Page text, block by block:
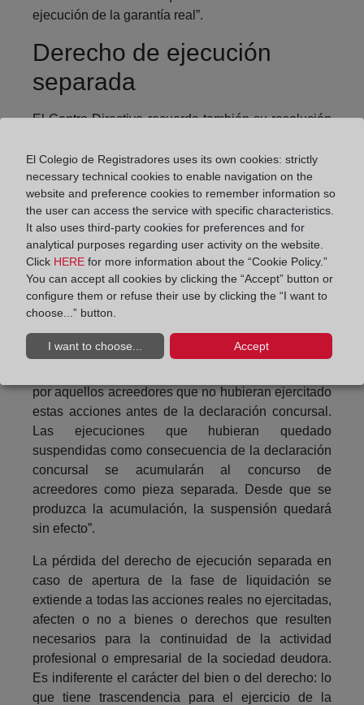
ejecución de la garantía real”.
Derecho de ejecución
separada
El Centro Directivo recuerda también su resolución
sistema legal vigente las ejecuciones de garantías
reales tras la declaración de concurso del titular del
bien o del derecho sobre el que se hubiera
constituido la garantía se rigen por un conjunto de
reglas especiales, que en el caso abordado en la
presente resolución, se refiere a la que ” tiene como
objeto determinar los efectos de la apertura de la
fase de liquidación de la masa activa sobre las
ejecuciones de garantías reales: la apertura de la
fase de liquidación producirá la pérdida del derecho
a iniciar la ejecución o la realización forzosa de la
por aquellos acreedores que no hubieran ejercitado
estas acciones antes de la declaración concursal.
Las ejecuciones que hubieran quedado
suspendidas como consecuencia de la declaración
concursal se acumularán al concurso de
acreedores como pieza separada. Desde que se
produzca la acumulación, la suspensión quedará
sin efecto”.
La pérdida del derecho de ejecución separada en
caso de apertura de la fase de liquidación se
extiende a todas las acciones reales no ejercitadas,
afecten o no a bienes o derechos que resulten
necesarios para la continuidad de la actividad
profesional o empresarial de la sociedad deudora.
Es indiferente el carácter del bien o del derecho: lo
que tiene trascendencia para el ejercicio de la
El Colegio de Registradores uses its own cookies: strictly
necessary technical cookies to enable navigation on the
website and preference cookies to remember information so
the user can access the service with specific characteristics.
It also uses third-party cookies for preferences and for
analytical purposes regarding user activity on the website.
Click HERE for more information about the “Cookie Policy.”
You can accept all cookies by clicking the “Accept” button or
configure them or refuse their use by clicking the “I want to
choose...” button.
I want to choose... Accept